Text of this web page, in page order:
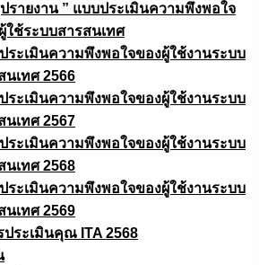
รายงาน ” แบบประเมินความพึงพอใจ
ใช้ระบบสารสนเทศ
ระเมินความพึงพอใจของผู้ใช้งานระบบ
นเทศ 2566
ระเมินความพึงพอใจของผู้ใช้งานระบบ
นเทศ 2567
ระเมินความพึงพอใจของผู้ใช้งานระบบ
นเทศ 2568
ระเมินความพึงพอใจของผู้ใช้งานระบบ
นเทศ 2569
ประเมินคุณ ITA 2568